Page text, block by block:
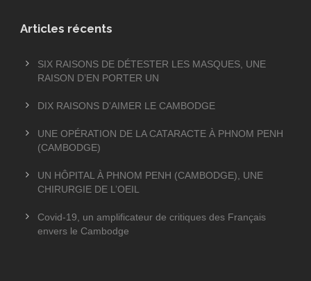
Articles récents
SIX RAISONS DE DÉTESTER LES MASQUES, UNE
RAISON D’EN PORTER UN
DIX RAISONS D’AIMER LE CAMBODGE
UNE OPÉRATION DE LA CATARACTE À PHNOM PENH
(CAMBODGE)
UN HÔPITAL À PHNOM PENH (CAMBODGE), UNE
CHIRURGIE DE L’OEIL
Covid-19, un amplificateur de critiques des Français
envers le Cambodge